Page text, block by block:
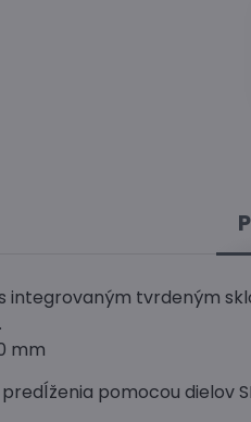
integrovaným tvrdeným
mm
pomocou dielov